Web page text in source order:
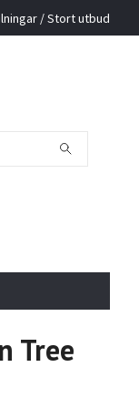
/ Stort utbud
Tree